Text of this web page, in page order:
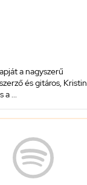
a nagyszerű
és gitáros, Kristin
a ...